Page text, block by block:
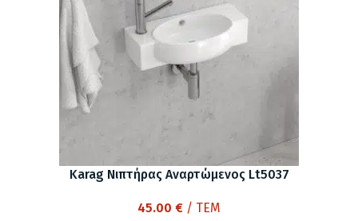
Karag Νιπτήρας Αναρτώμενος Lt5037
45.00 € / ΤΕΜ